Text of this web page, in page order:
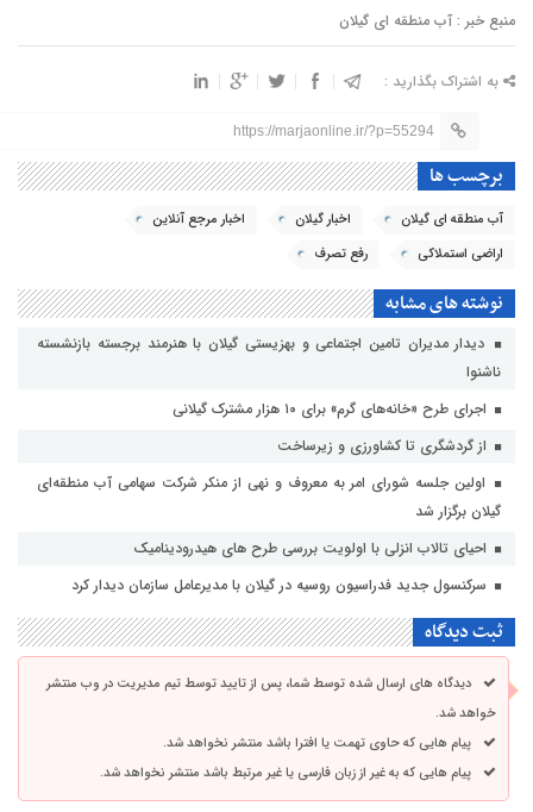
منبع خبر : آب منطقه ای گیلان
به اشتراک بگذارید :
https://marjaonline.ir/?p=55294
برچسب ها
آب منطقه ای گیلان اخبار گیلان
اخبار مرجع آنلاین
اراضی استملاکی
رفع تصرف
نوشته های مشابه
دیدار مدیران تامین اجتماعی و بهزیستی گیلان با هنرمند برجسته بازنشسته
ناشنوا
اجرای طرح «خانه‌های گرم» برای ۱۰ هزار مشترک گیلانی
از گردشگری تا کشاورزی و زیرساخت
اولین جلسه شورای امر به معروف و نهی از منکر شرکت سهامی آب منطقه‌ای
گیلان برگزار شد
احیای تالاب انزلی با اولویت بررسی طرح های هیدرودینامیک
سرکنسول جدید فدراسیون روسیه در گیلان با مدیرعامل سازمان دیدار کرد
ثبت دیدگاه
دیدگاه های ارسال شده توسط شما، پس از تایید توسط تیم مدیریت در وب منتشر
خواهد شد.
پیام هایی که حاوی تهمت یا افترا باشد منتشر نخواهد شد.
پیام هایی که به غیر از زبان فارسی یا غیر مرتبط باشد منتشر نخواهد شد.